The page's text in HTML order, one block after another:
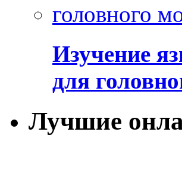
Изучение
для
Лучшие